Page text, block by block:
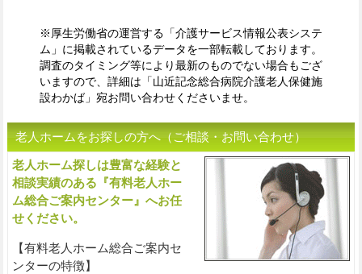
※厚生労働省の運営する「介護サービス情報公表システ
ム」に掲載されているデータを一部転載しております。
調査のタイミング等により最新のものでない場合もござ
いますので、詳細は「山近記念総合病院介護老人保健施
設わかば」宛お問い合わせくださいませ。
老人ホームをお探しの方へ（ご相談・お問い合わせ）
老人ホーム探しは豊富な経験と
相談実績のある『有料老人ホー
ム総合ご案内センター』へお任
せください。
【有料老人ホーム総合ご案内セ
ンターの特徴】